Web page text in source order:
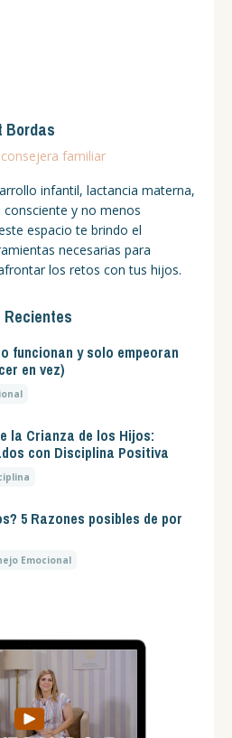
Bordas
familiar
infantil, lactancia materna,
y no menos
espacio te brindo el
necesarias para
los retos con tus hijos.
funcionan y solo empeoran
en vez)
la Crianza de los Hijos:
con Disciplina Positiva
5 Razones posibles de por
Emocional